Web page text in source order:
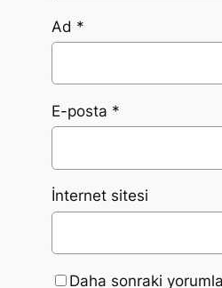
Ad *
E-posta *
İnternet sitesi
Daha sonraki